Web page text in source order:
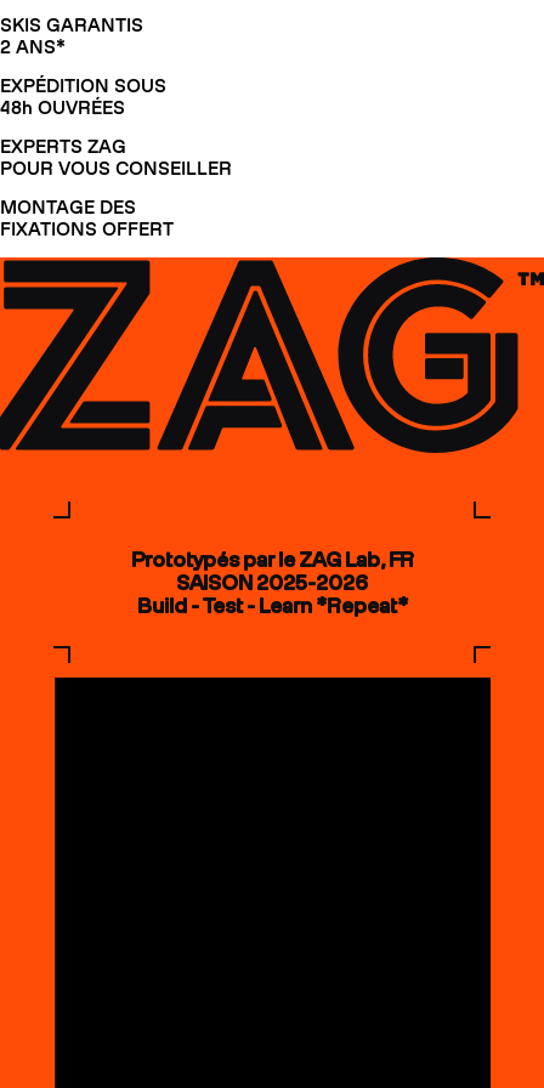
SKIS GARANTIS
2 ANS*
EXPÉDITION SOUS
48h OUVRÉES
EXPERTS ZAG
POUR VOUS CONSEILLER
MONTAGE DES
FIXATIONS OFFERT
Prototypés par le ZAG Lab, FR
SAISON 2025-2026
Build - Test - Learn *Repeat*